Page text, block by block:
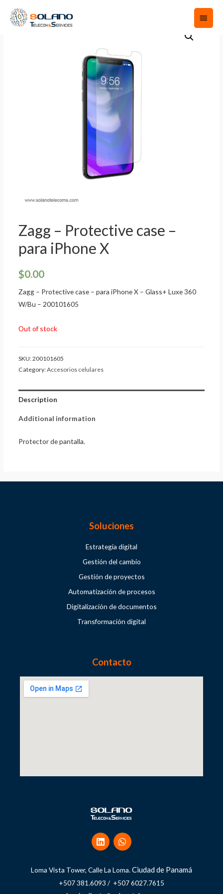
Zagg – Protective case –
para iPhone X
$0.00
Zagg – Protective case – para iPhone X – Glass+ Luxe 360
W/Bu – 200101605
Out of stock
SKU:200101605
Category:Accesorios celulares
Description
Additional information
Protector de pantalla.
Soluciones
Estrategia digital
Gestión del cambio
Gestión de proyectos
Automatización de procesos
Digitalización de documentos
Transformación digital
Contacto
Loma Vista Tower, Calle La Loma.Ciudad de Panamá
+507 381.6093 / +507 6027.7615